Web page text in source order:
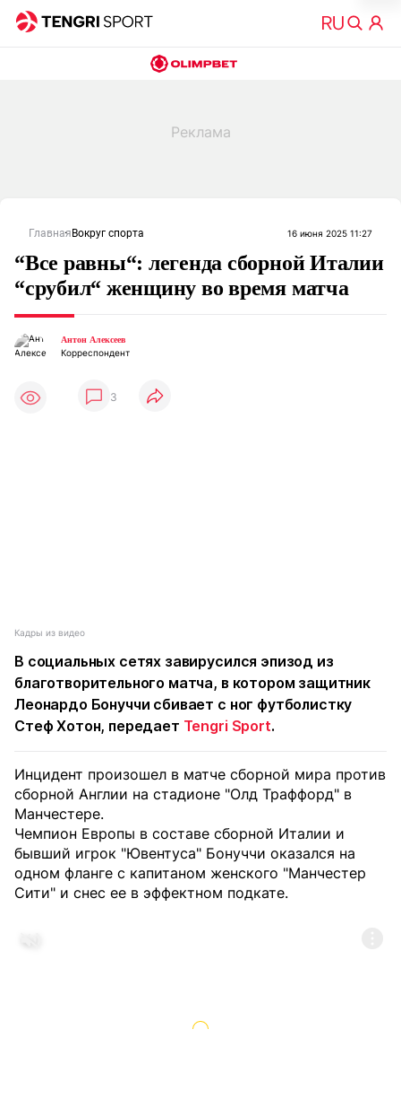
Главная Вокруг спорта 16 июня 2025 11:27
“Все равны“: легенда сборной Италии
“срубил“ женщину во время матча
Антон Алексеев
Корреспондент
3
Кадры из видео
В социальных сетях завирусился эпизод из
благотворительного матча, в котором защитник
Леонардо Бонуччи сбивает с ног футболистку
Стеф Хотон, передает Tengri Sport.
Инцидент произошел в матче сборной мира против
сборной Англии на стадионе "Олд Траффорд" в
Манчестере.
Чемпион Европы в составе сборной Италии и
бывший игрок "Ювентуса" Бонуччи оказался на
одном фланге с капитаном женского "Манчестер
Сити" и снес ее в эффектном подкате.